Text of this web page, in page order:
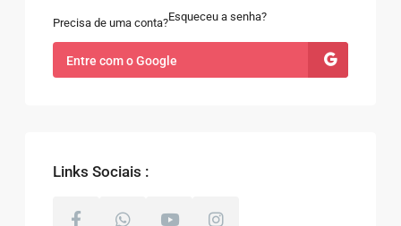
Precisa de uma conta?Esqueceu a senha?
Entre com o Google
Links Sociais :